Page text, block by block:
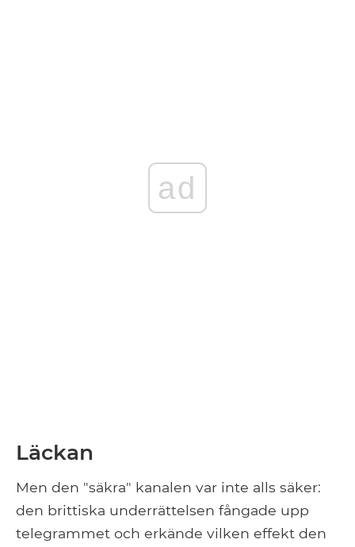
ad
Läckan
Men den "säkra" kanalen var inte alls säker:
den brittiska underrättelsen fångade upp
telegrammet och erkände vilken effekt den